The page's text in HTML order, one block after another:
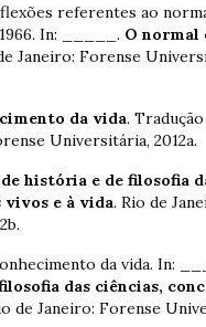
referentes ao
In: _____. O normal
Janeiro: Forense
da vida.
Universitária, 2012a.
história e de filosofia
vivos e à vida. Rio de
da vida. In:
das ciências,
de Janeiro: Forense